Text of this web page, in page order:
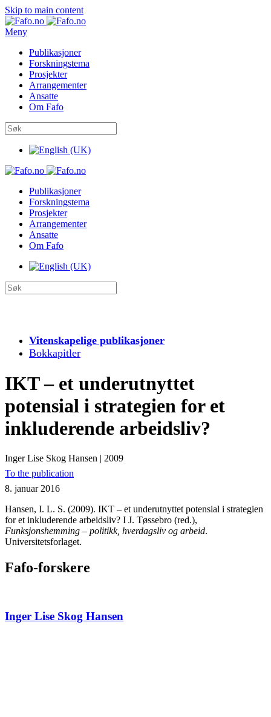
Skip to main content
Meny
Publikasjoner
Forskningstema
Prosjekter
Arrangementer
Ansatte
Om Fafo
Publikasjoner
Forskningstema
Prosjekter
Arrangementer
Ansatte
Om Fafo
Vitenskapelige publikasjoner
Bokkapitler
IKT – et underutnyttet
potensial i strategien for et
inkluderende arbeidsliv?
Inger Lise Skog Hansen | 2009
To the publication
8. januar 2016
Hansen, I. L. S. (2009). IKT – et underutnyttet potensial i strategien
for et inkluderende arbeidsliv? I J. Tøssebro (red.),
Funksjonshemming – politikk, hverdagsliv og arbeid.
Universitetsforlaget.
Fafo-forskere
Inger Lise Skog Hansen